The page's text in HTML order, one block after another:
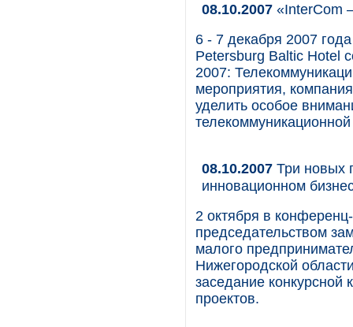
08.10.2007 «InterCom
6 - 7 декабря 2007
Petersburg Baltic Hotel
2007:
мероприятия,
уделить особое
08.10.2007 Три новых
инновационном
2 октября в
председательством
малого
Нижегородской
заседание конкурсной
проектов.